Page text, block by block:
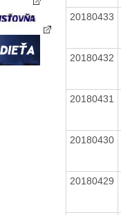
20180433
20180432
20180431
20180430
20180429